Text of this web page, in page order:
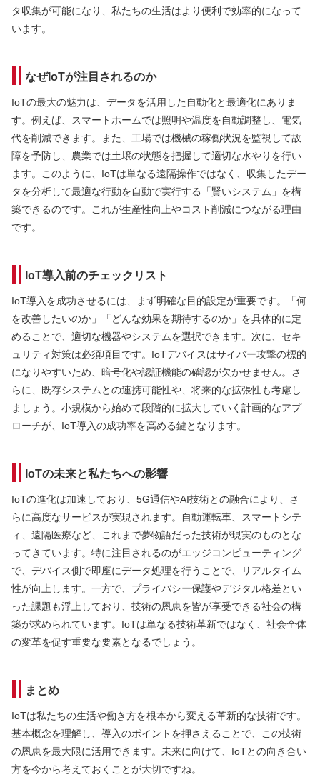
タ収集が可能になり、私たちの生活はより便利で効率的になって
います。
なぜIoTが注目されるのか
IoTの最大の魅力は、データを活用した自動化と最適化にありま
す。例えば、スマートホームでは照明や温度を自動調整し、電気
代を削減できます。また、工場では機械の稼働状況を監視して故
障を予防し、農業では土壌の状態を把握して適切な水やりを行い
ます。このように、IoTは単なる遠隔操作ではなく、収集したデー
タを分析して最適な行動を自動で実行する「賢いシステム」を構
築できるのです。これが生産性向上やコスト削減につながる理由
です。
IoT導入前のチェックリスト
IoT導入を成功させるには、まず明確な目的設定が重要です。「何
を改善したいのか」「どんな効果を期待するのか」を具体的に定
めることで、適切な機器やシステムを選択できます。次に、セキ
ュリティ対策は必須項目です。IoTデバイスはサイバー攻撃の標的
になりやすいため、暗号化や認証機能の確認が欠かせません。さ
らに、既存システムとの連携可能性や、将来的な拡張性も考慮し
ましょう。小規模から始めて段階的に拡大していく計画的なアプ
ローチが、IoT導入の成功率を高める鍵となります。
IoTの未来と私たちへの影響
IoTの進化は加速しており、5G通信やAI技術との融合により、さ
らに高度なサービスが実現されます。自動運転車、スマートシテ
ィ、遠隔医療など、これまで夢物語だった技術が現実のものとな
ってきています。特に注目されるのがエッジコンピューティング
で、デバイス側で即座にデータ処理を行うことで、リアルタイム
性が向上します。一方で、プライバシー保護やデジタル格差とい
った課題も浮上しており、技術の恩恵を皆が享受できる社会の構
築が求められています。IoTは単なる技術革新ではなく、社会全体
の変革を促す重要な要素となるでしょう。
まとめ
IoTは私たちの生活や働き方を根本から変える革新的な技術です。
基本概念を理解し、導入のポイントを押さえることで、この技術
の恩恵を最大限に活用できます。未来に向けて、IoTとの向き合い
方を今から考えておくことが大切ですね。